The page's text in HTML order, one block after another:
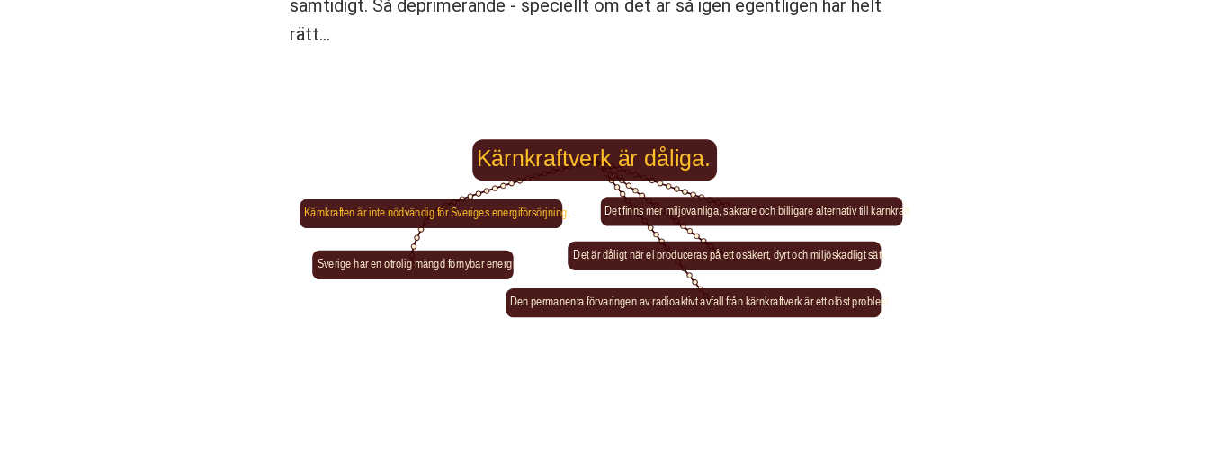
samtidigt. Så deprimerande - speciellt om det är så igen egentligen har helt
rätt…